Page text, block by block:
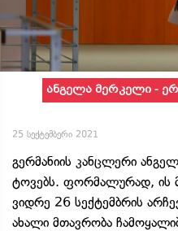
ანგელა მერკელი -
25 სექტემბერი 2021
გერმანიის კანცლერი
ტოვებს. ფორმალურად, ის
ვიდრე 26 სექტემბრის
ახალი მთავრობა